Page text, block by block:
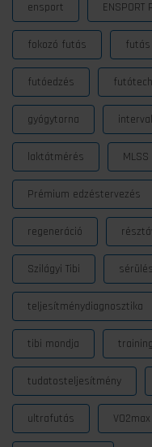
ensport
fokozó futás futás
futóedzés
gyógytorna
laktátmérés MLSS
Prémium edzéstervezés
regeneráció
Szilágyi Tibi sérülés
teljesítménydiagnosztika
tibi mondja
tudatosteljesítmény
ultrafutás VO2max